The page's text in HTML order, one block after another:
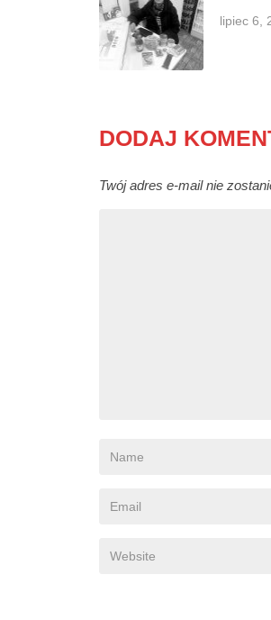
lipiec 6,
DODAJ
Twój adres e-mail nie